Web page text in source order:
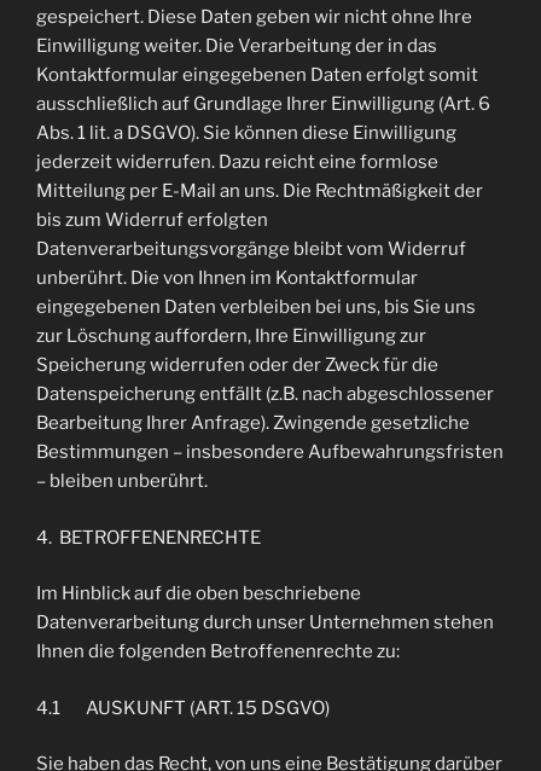
gespeichert. Diese Daten geben wir nicht ohne Ihre
Einwilligung weiter. Die Verarbeitung der in das
Kontaktformular eingegebenen Daten erfolgt somit
ausschließlich auf Grundlage Ihrer Einwilligung (Art. 6
Abs. 1 lit. a DSGVO). Sie können diese Einwilligung
jederzeit widerrufen. Dazu reicht eine formlose
Mitteilung per E-Mail an uns. Die Rechtmäßigkeit der
bis zum Widerruf erfolgten
Datenverarbeitungsvorgänge bleibt vom Widerruf
unberührt. Die von Ihnen im Kontaktformular
eingegebenen Daten verbleiben bei uns, bis Sie uns
zur Löschung auffordern, Ihre Einwilligung zur
Speicherung widerrufen oder der Zweck für die
Datenspeicherung entfällt (z.B. nach abgeschlossener
Bearbeitung Ihrer Anfrage). Zwingende gesetzliche
Bestimmungen – insbesondere Aufbewahrungsfristen
– bleiben unberührt.
4. BETROFFENENRECHTE
Im Hinblick auf die oben beschriebene
Datenverarbeitung durch unser Unternehmen stehen
Ihnen die folgenden Betroffenenrechte zu:
4.1 AUSKUNFT (ART. 15 DSGVO)
Sie haben das Recht, von uns eine Bestätigung darüber